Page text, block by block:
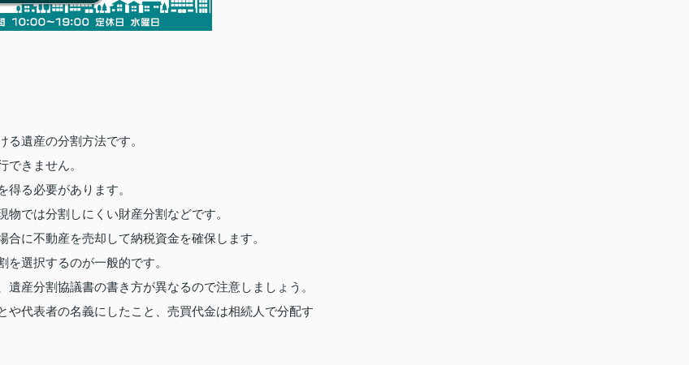
遺産の分割方法です。
きません。
る必要があります。
では分割しにくい財産分割などです。
に不動産を売却して納税資金を確保します。
選択するのが一般的です。
産分割協議書の書き方が異なるので注意しましょう。
代表者の名義にしたこと、売買代金は相続人で分配す